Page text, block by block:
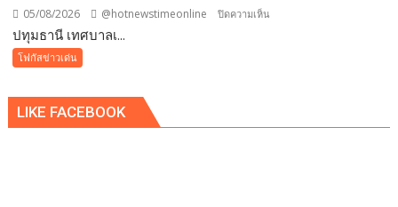
ชวน
05/08/2026 @hotnewstimeonline ปิดความเห็น
หน้า
ปทุมธานี เทศบาลเ...
โฟกัสข่าวเด่น
LIKE FACEBOOK